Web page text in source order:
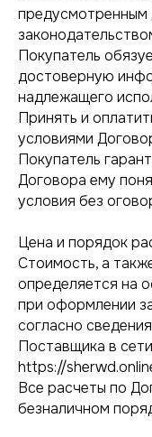
Покупатель
достоверную
надлежащего
Принять и
условиями
Покупатель
Договора ему
условия без
Цена и порядок
Стоимость, а
определяется на
при оформлении
согласно
Поставщика в
https://
Все расчеты по
безналичном